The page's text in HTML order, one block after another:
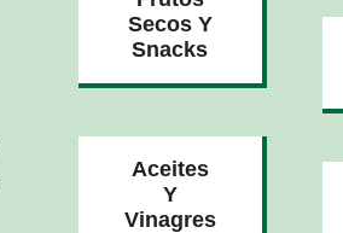
Secos Y
Snacks
Aceites
Y
Vinagres